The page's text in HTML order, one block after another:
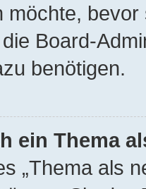
möchte,
Board-
benötigen.
ein Thema
„Thema als